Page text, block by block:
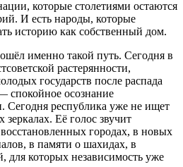
которые столетиями остаются
И есть народы, которые
историю как собственный дом.
именно такой путь. Сегодня в
растерянности,
государств после распада
спокойное осознание
Сегодня республика уже не ищет
Её голос звучит
городах, в новых
в памяти о шахидах, в
которых независимость уже